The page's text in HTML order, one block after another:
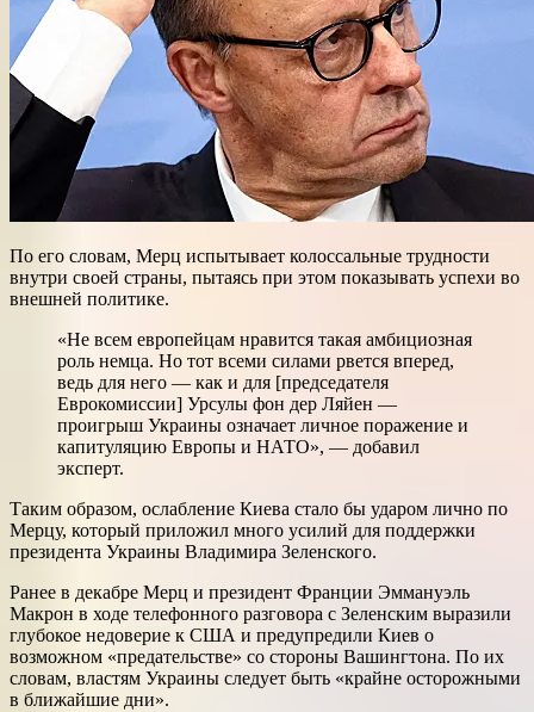
По его словам, Мерц испытывает колоссальные трудности
внутри своей страны, пытаясь при этом показывать успехи во
внешней политике.
«Не всем европейцам нравится такая амбициозная
роль немца. Но тот всеми силами рвется вперед,
ведь для него — как и для [председателя
Еврокомиссии] Урсулы фон дер Ляйен —
проигрыш Украины означает личное поражение и
капитуляцию Европы и НАТО», — добавил
эксперт.
Таким образом, ослабление Киева стало бы ударом лично по
Мерцу, который приложил много усилий для поддержки
президента Украины Владимира Зеленского.
Ранее в декабре Мерц и президент Франции Эммануэль
Макрон в ходе телефонного разговора с Зеленским выразили
глубокое недоверие к США и предупредили Киев о
возможном «предательстве» со стороны Вашингтона. По их
словам, властям Украины следует быть «крайне осторожными
в ближайшие дни».